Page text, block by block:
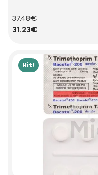
37.48€
31.23€
Hit!